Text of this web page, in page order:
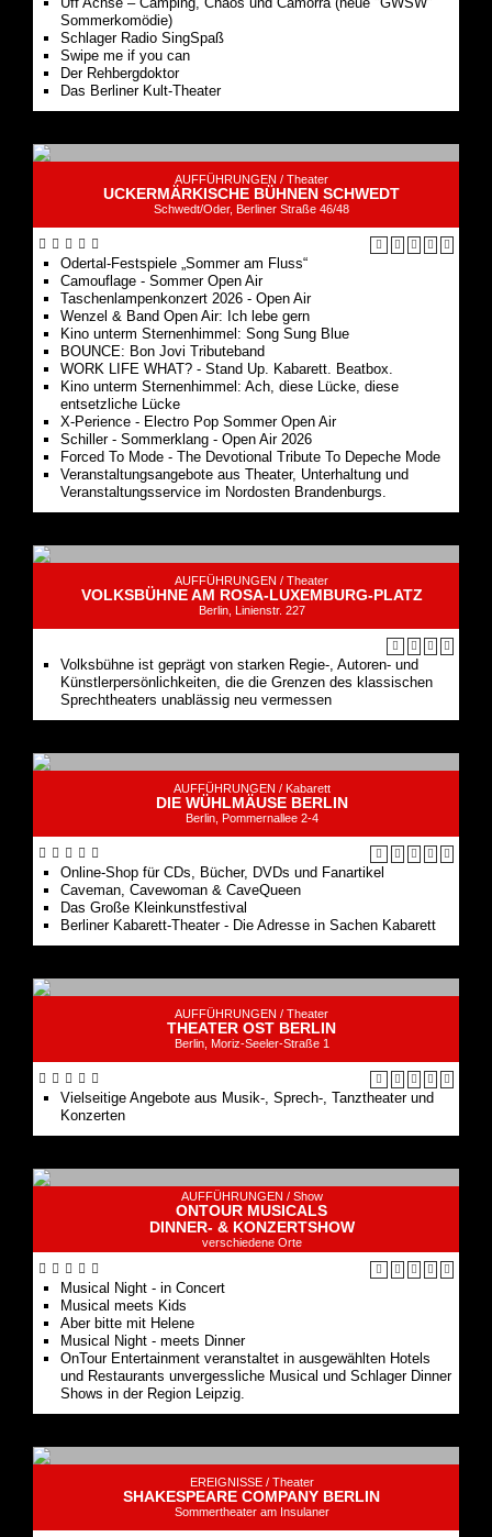
Sommerkomödie)
Schlager Radio SingSpaß
Swipe me if you can
Der Rehbergdoktor
Das Berliner Kult-Theater
AUFFÜHRUNGEN / Theater
UCKERMÄRKISCHE BÜHNEN SCHWEDT
Schwedt/Oder, Berliner Straße 46/48
Odertal-Festspiele „Sommer am Fluss“
Camouflage - Sommer Open Air
Taschenlampenkonzert 2026 - Open Air
Wenzel & Band Open Air: Ich lebe gern
Kino unterm Sternenhimmel: Song Sung Blue
BOUNCE: Bon Jovi Tributeband
WORK LIFE WHAT? - Stand Up. Kabarett. Beatbox.
Kino unterm Sternenhimmel: Ach, diese Lücke, diese
entsetzliche Lücke
X-Perience - Electro Pop Sommer Open Air
Schiller - Sommerklang - Open Air 2026
Forced To Mode - The Devotional Tribute To Depeche Mode
Veranstaltungsangebote aus Theater, Unterhaltung und
Veranstaltungsservice im Nordosten Brandenburgs.
AUFFÜHRUNGEN / Theater
VOLKSBÜHNE AM ROSA-LUXEMBURG-PLATZ
Berlin, Linienstr. 227
Volksbühne ist geprägt von starken Regie-, Autoren- und
Künstlerpersönlichkeiten, die die Grenzen des klassischen
Sprechtheaters unablässig neu vermessen
AUFFÜHRUNGEN / Kabarett
DIE WÜHLMÄUSE BERLIN
Berlin, Pommernallee 2-4
Online-Shop für CDs, Bücher, DVDs und Fanartikel
Caveman, Cavewoman & CaveQueen
Das Große Kleinkunstfestival
Berliner Kabarett-Theater - Die Adresse in Sachen Kabarett
AUFFÜHRUNGEN / Theater
THEATER OST BERLIN
Berlin, Moriz-Seeler-Straße 1
Vielseitige Angebote aus Musik-, Sprech-, Tanztheater und
Konzerten
AUFFÜHRUNGEN / Show
ONTOUR MUSICALS
DINNER- & KONZERTSHOW
verschiedene Orte
Musical Night - in Concert
Musical meets Kids
Aber bitte mit Helene
Musical Night - meets Dinner
OnTour Entertainment veranstaltet in ausgewählten Hotels
und Restaurants unvergessliche Musical und Schlager Dinner
Shows in der Region Leipzig.
EREIGNISSE / Theater
SHAKESPEARE COMPANY BERLIN
Sommertheater am Insulaner